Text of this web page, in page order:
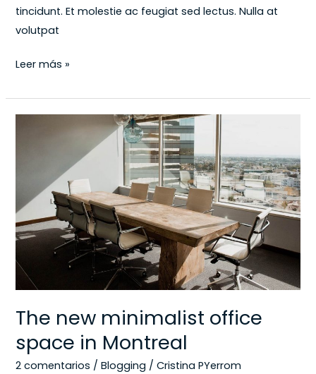
tincidunt. Et molestie ac feugiat sed lectus. Nulla at
volutpat
Leer más »
The new minimalist office
space in Montreal
2 comentarios /Blogging /Cristina PYerrom
space
in
Montreal